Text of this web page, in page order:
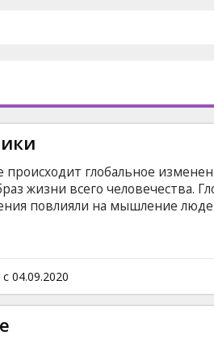
происходит глобальное
жизни всего человечества.
повлияли на мышление
самая популярная
- смесь спорта и галактических
на латышском языке.
04.09.2020